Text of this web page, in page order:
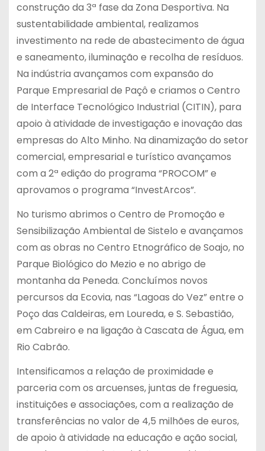
construção da 3ª fase da Zona Desportiva. Na
sustentabilidade ambiental, realizamos
investimento na rede de abastecimento de água
e saneamento, iluminação e recolha de resíduos.
Na indústria avançamos com expansão do
Parque Empresarial de Paçô e criamos o Centro
de Interface Tecnológico Industrial (CITIN), para
apoio à atividade de investigação e inovação das
empresas do Alto Minho. Na dinamização do setor
comercial, empresarial e turístico avançamos
com a 2ª edição do programa “PROCOM” e
aprovamos o programa “InvestArcos”.
No turismo abrimos o Centro de Promoção e
Sensibilização Ambiental de Sistelo e avançamos
com as obras no Centro Etnográfico de Soajo, no
Parque Biológico do Mezio e no abrigo de
montanha da Peneda. Concluímos novos
percursos da Ecovia, nas “Lagoas do Vez” entre o
Poço das Caldeiras, em Loureda, e S. Sebastião,
em Cabreiro e na ligação à Cascata de Água, em
Rio Cabrão.
Intensificamos a relação de proximidade e
parceria com os arcuenses, juntas de freguesia,
instituições e associações, com a realização de
transferências no valor de 4,5 milhões de euros,
de apoio à atividade na educação e ação social,